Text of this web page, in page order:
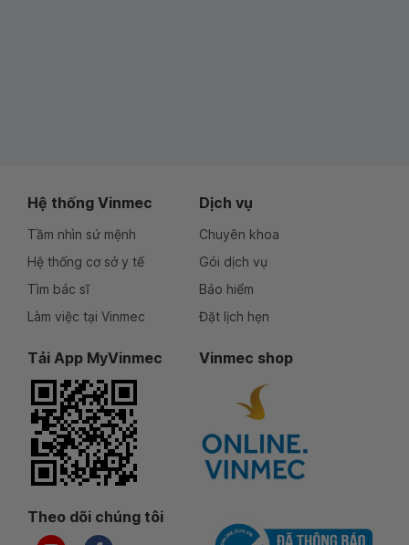
Hệ thống Vinmec
Tầm nhìn sứ mệnh
Hệ thống cơ sở y tế
Tìm bác sĩ
Làm việc tại Vinmec
Dịch vụ
Chuyên khoa
Gói dịch vụ
Bảo hiểm
Đặt lịch hẹn
Tải App MyVinmec Vinmec shop
Theo dõi chúng tôi